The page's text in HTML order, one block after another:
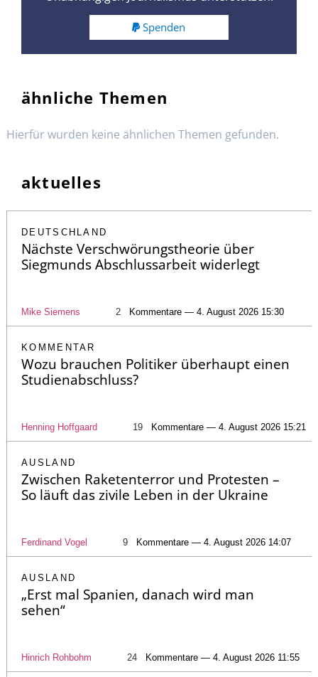
Spenden
ähnliche Themen
Hierfür wurden keine ähnlichen Themen gefunden.
aktuelles
DEUTSCHLAND
Nächste Verschwörungstheorie über
Siegmunds Abschlussarbeit widerlegt
Mike Siemens 2 Kommentare — 4. August 2026 15:30
KOMMENTAR
Wozu brauchen Politiker überhaupt einen
Studienabschluss?
Henning Hoffgaard 19 Kommentare — 4. August 2026 15:21
AUSLAND
Zwischen Raketenterror und Protesten –
So läuft das zivile Leben in der Ukraine
Ferdinand Vogel 9 Kommentare — 4. August 2026 14:07
AUSLAND
„Erst mal Spanien, danach wird man
sehen“
Hinrich Rohbohm 24 Kommentare — 4. August 2026 11:55